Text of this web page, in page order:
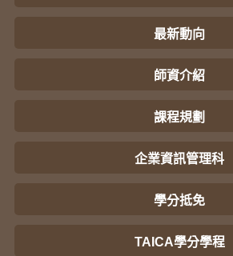
最新動向
師資介紹
課程規劃
企業資訊管理科
學分抵免
TAICA學分學程